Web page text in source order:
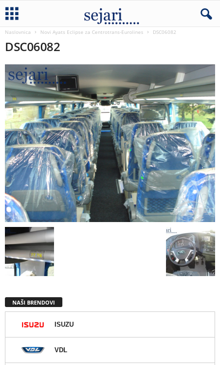
Naslovnica Novi Ayats Eclipse za Centrotrans-Eurolines DSC06082
DSC06082
NAŠI BRENDOVI
ISUZU
VDL